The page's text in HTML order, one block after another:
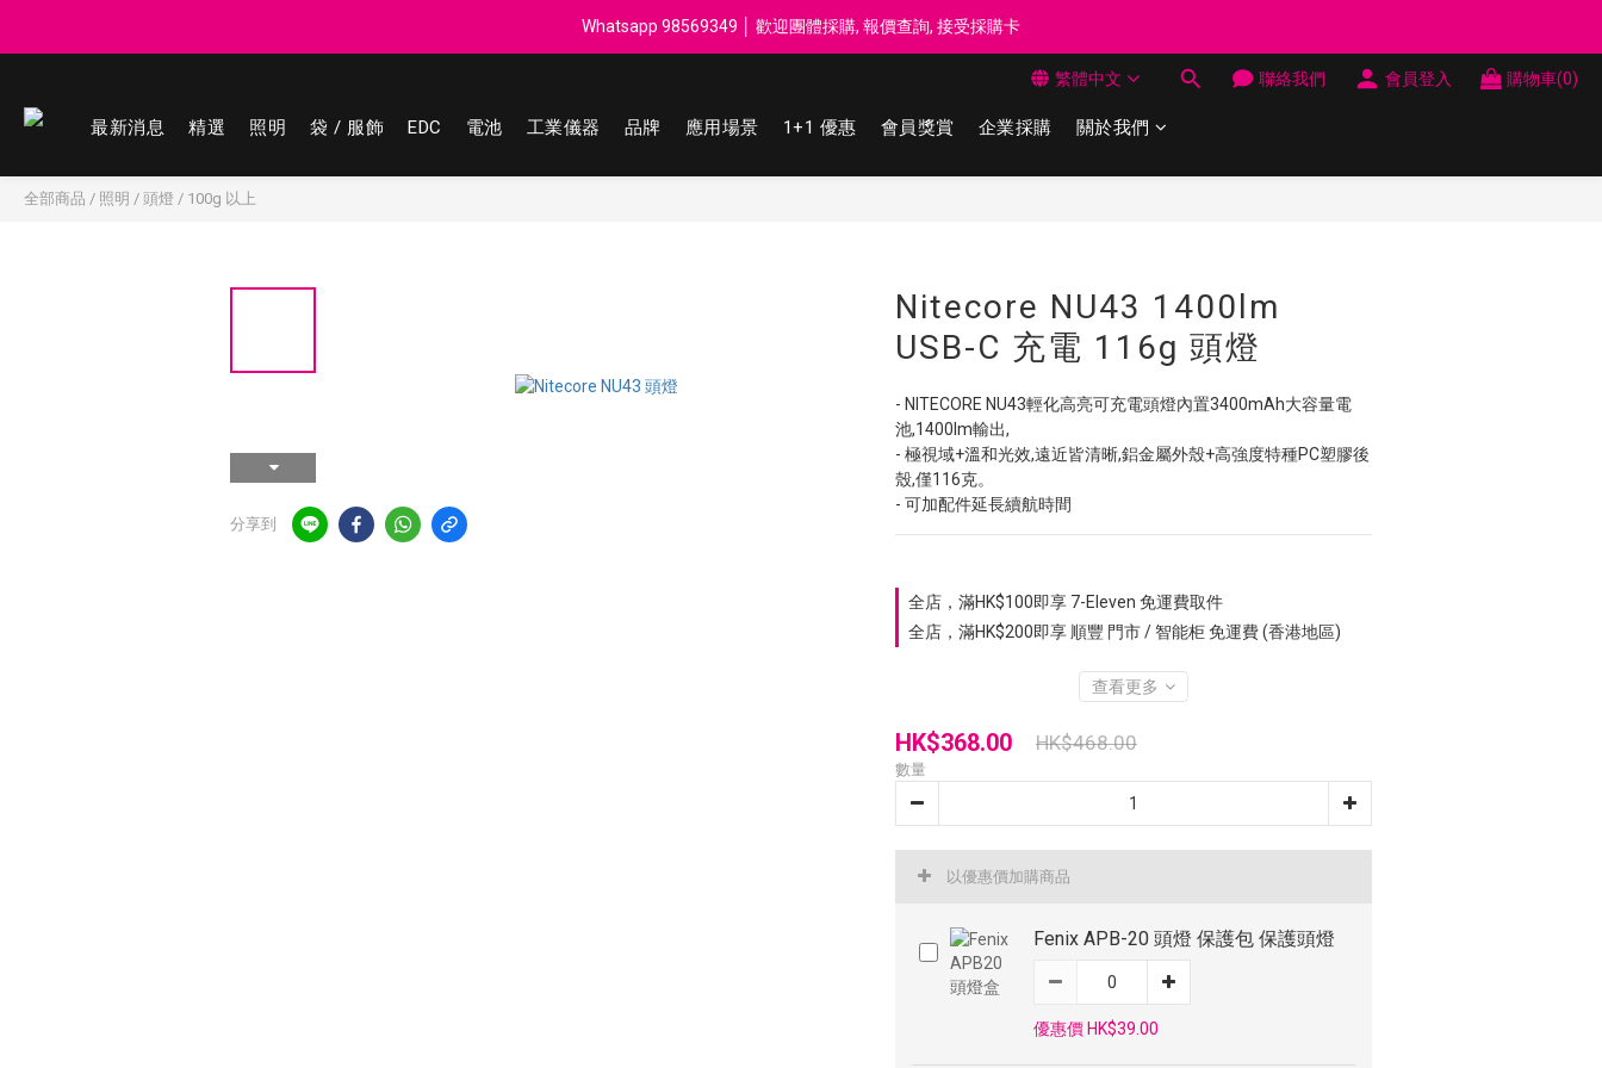
登記會員享每$50回贈$1 │ 滿HK$899 送 N-rit Campack Towel 吸汗毛巾 韓國制 送完即止
Whatsapp 98569349 │ 歡迎團體採購, 報價查詢, 接受採購卡
登記會員享每$50回贈$1 │ 滿HK$899 送 N-rit Campack Towel 吸汗毛巾 韓國制 送完即止
繁體中文 聯絡我們 會員登入 購物車(0)
最新消息 精選 照明 袋 / 服飾 EDC 電池 工業儀器 品牌 應用場景 1+1 優惠 會員獎賞 企業採購 關於我們
全部商品 / 照明 / 頭燈 / 100g 以上
分享到
Nitecore NU43 1400lm
USB-C 充電 116g 頭燈
- NITECORE NU43輕化高亮可充電頭燈內置3400mAh大容量電
池,1400lm輸出,
- 極視域+溫和光效,遠近皆清晰,鋁金屬外殼+高強度特種PC塑膠後
殼,僅116克。
- 可加配件延長續航時間
全店，滿HK$100即享 7-Eleven 免運費取件
全店，滿HK$200即享 順豐 門市 / 智能柜 免運費 (香港地區)
查看更多
HK$368.00 HK$468.00
數量
以優惠價加購商品
Fenix APB-20 頭燈 保護包 保護頭燈
優惠價 HK$39.00